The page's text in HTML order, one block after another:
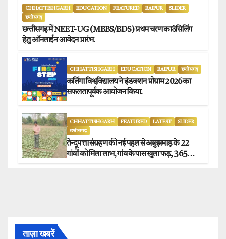
CHHATTISHGARH EDUCATION FEATURED RAIPUR
SLIDER
छत्तीसगढ़
छत्तीसगढ़ में NEET-UG (MBBS/BDS) प्रथम चरण काउंसिलिंग
हेतु ऑनलाईन आवेदन प्रारंभ.
CHHATTISHGARH EDUCATION RAIPUR छत्तीसगढ़
कलिंगा विश्वविद्यालय ने इंडक्शन प्रोग्राम 2026 का
सफलतापूर्वक आयोजन किया.
CHHATTISHGARH FEATURED LATEST
SLIDER
छत्तीसगढ़
तेन्दूपत्ता संग्रहण की नई पहल से अबुझमाड़ के 22
गांवों को मिला लाभ, गांव के पास खुला फड़, 365
ताज़ा खबरें